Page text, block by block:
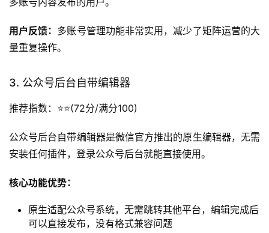
拥有多个公众号的运营团队使用，功能覆盖账号管理、基础
排版、数据统计等核心需求。
核心功能优势：
多账号一键切换功能，支持同时管理数十个公众号账
基础排版功能齐全，配备常用的样式模板和素材库，能
满足日常的基础排版需求
找到内容创作灵感
上手难度：中等，熟悉操作后就能快速使用。